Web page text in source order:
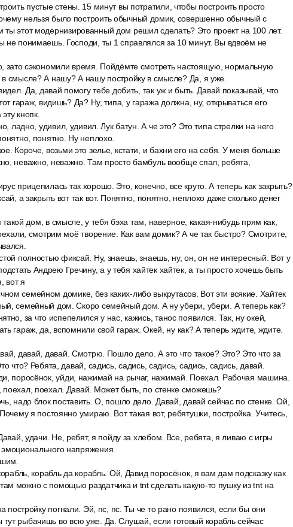
пустые стены. 15 минут вы потратили, чтобы построить просто
нельзя было построить обычный домик, совершенно обычный с
этот модернизированный дом решил сделать? Это проект на 100 лет.
не понимаешь. Господи, ты 1 справлялся за 10 минут. Вы вдвоём не
зато сэкономили время. Пойдёмте смотреть настоящую, нормальную
смысле? А нашу? А нашу постройку в смысле? Да, я уже.
Да, давай помогу тебе добить, так уж и быть. Давай показывай, что
гараж, видишь? Да? Ну, типа, у гаража должна, ну, открываться его
кнопк.
ладно, удивил, удивил. Лук батун. А че это? Это типа стрелки на него
понятно. Ну неплохо.
Короче, возьми это зелье, кстати, и бахни его на себя. У меня больше
неважно, неважно. Там просто бамбуль вообще спал, ребята,
прицепилась так хорошо. Это, конечно, все круто. А теперь как закрыть?
а закрыть вот так вот. Понятно, понятно, неплохо даже сколько денег
такой дом, в смысле, у тебя бэха там, наверное, какая-нибудь прям как,
смотрим моё творение. Как вам домик? А че так быстро? Смотрите,
полностью фиксай. Ну, знаешь, знаешь, ну, он, он не интересный. Вот у
Андрею Гречину, а у тебя хайтек хайтек, а ты просто хочешь быть
вот я
семейном домике, без каких-либо выкрутасов. Вот эти всякие. Хайтек
семейный дом. Скоро семейный дом. А ну убери, убери. А теперь как?
за что испепелился у нас, кажись, танос появился. Так, ну окей,
гараж, да, вспомнили свой гараж. Окей, ну как? А теперь ждите, ждите.
давай, давай. Смотрю. Пошло дело. А это что такое? Это? Это что за
что? Ребята, давай, садись, садись, садись, садись, садись, давай.
поросёнок, уйди, нажимай на рычаг, нажимай. Поехал. Рабочая машина.
поехал, поехал. Давай. Может быть, по стенке сможешь?
надо блок поставить. О, пошло дело. Давай, давай сейчас по стенке. Ой,
я постоянно умираю. Вот такая вот, ребятушки, постройка. Учитесь,
удачи. Не, ребят, я пойду за хлебом. Все, ребята, я ливаю с игры
напряжения.
корабль да корабль. Ой, Давид поросёнок, я вам дам подсказку как
можно с помощью раздатчика и tnt сделать какую-то пушку из tnt на
постройку погнали. Эй, пс, пс. Ты че то рано появился, если бы они
рыбачишь во всю уже. Да. Слушай, если готовый корабль сейчас